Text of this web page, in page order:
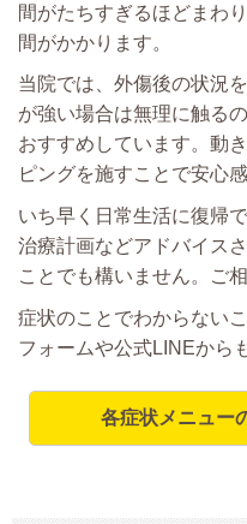
間がたちすぎるほどまわ
間がかかります。
当院では、外傷後の状況
が強い場合は無理に触る
おすすめしています。動
ピングを施すことで安心
いち早く日常生活に復帰
治療計画などアドバイス
ことでも構いません。ご
症状のことでわからない
フォームや公式LINEから
各症状メニュー